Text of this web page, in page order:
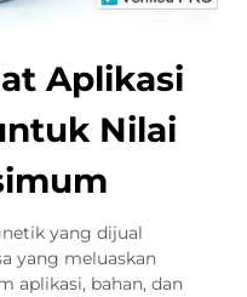
Aplikasi
Nilai
yang dijual
yang meluaskan
aplikasi, bahan, dan